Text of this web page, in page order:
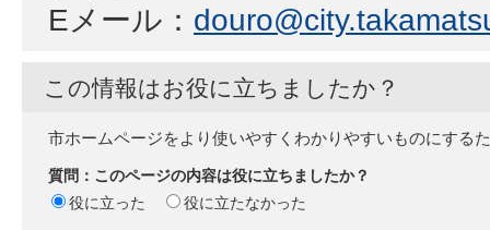
Eメール：
この情報はお役に立ちましたか？
市ホームページをより使いやすくわかりやすいものにする
質問：このページの内容は役に立ちましたか？
役に立った
役に立たなかった